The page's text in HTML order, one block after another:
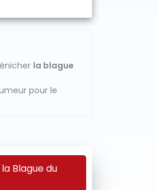
la blague
pour le
Blague du